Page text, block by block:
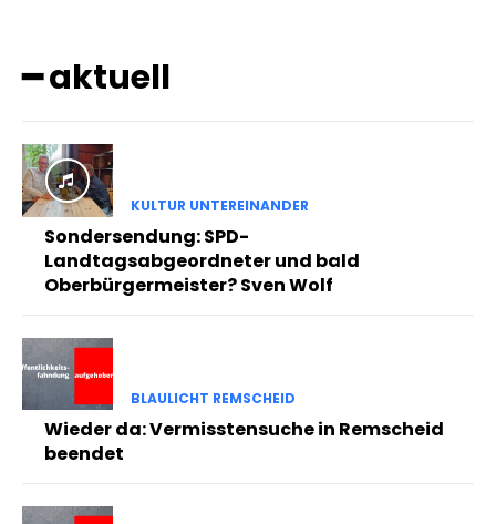
━ aktuell
KULTUR UNTEREINANDER
Sondersendung: SPD-
Landtagsabgeordneter und bald
Oberbürgermeister? Sven Wolf
BLAULICHT REMSCHEID
Wieder da: Vermisstensuche in Remscheid
beendet